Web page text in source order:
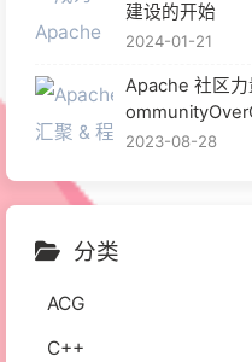
建设的开始
2024-01-21
Apache 社区
2023-08-28
分类
ACG
C++